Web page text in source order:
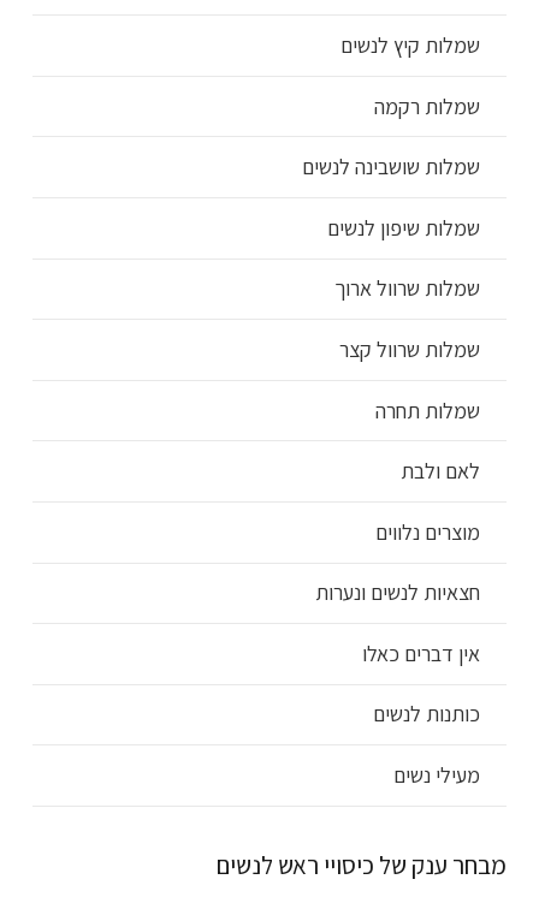
שמלות קיץ לנשים
שמלות רקמה
שמלות שושבינה לנשים
שמלות שיפון לנשים
שמלות שרוול ארוך
שמלות שרוול קצר
שמלות תחרה
לאם ולבת
מוצרים נלווים
חצאיות לנשים ונערות
אין דברים כאלו
כותנות לנשים
מעילי נשים
מבחר ענק של כיסויי ראש לנשים